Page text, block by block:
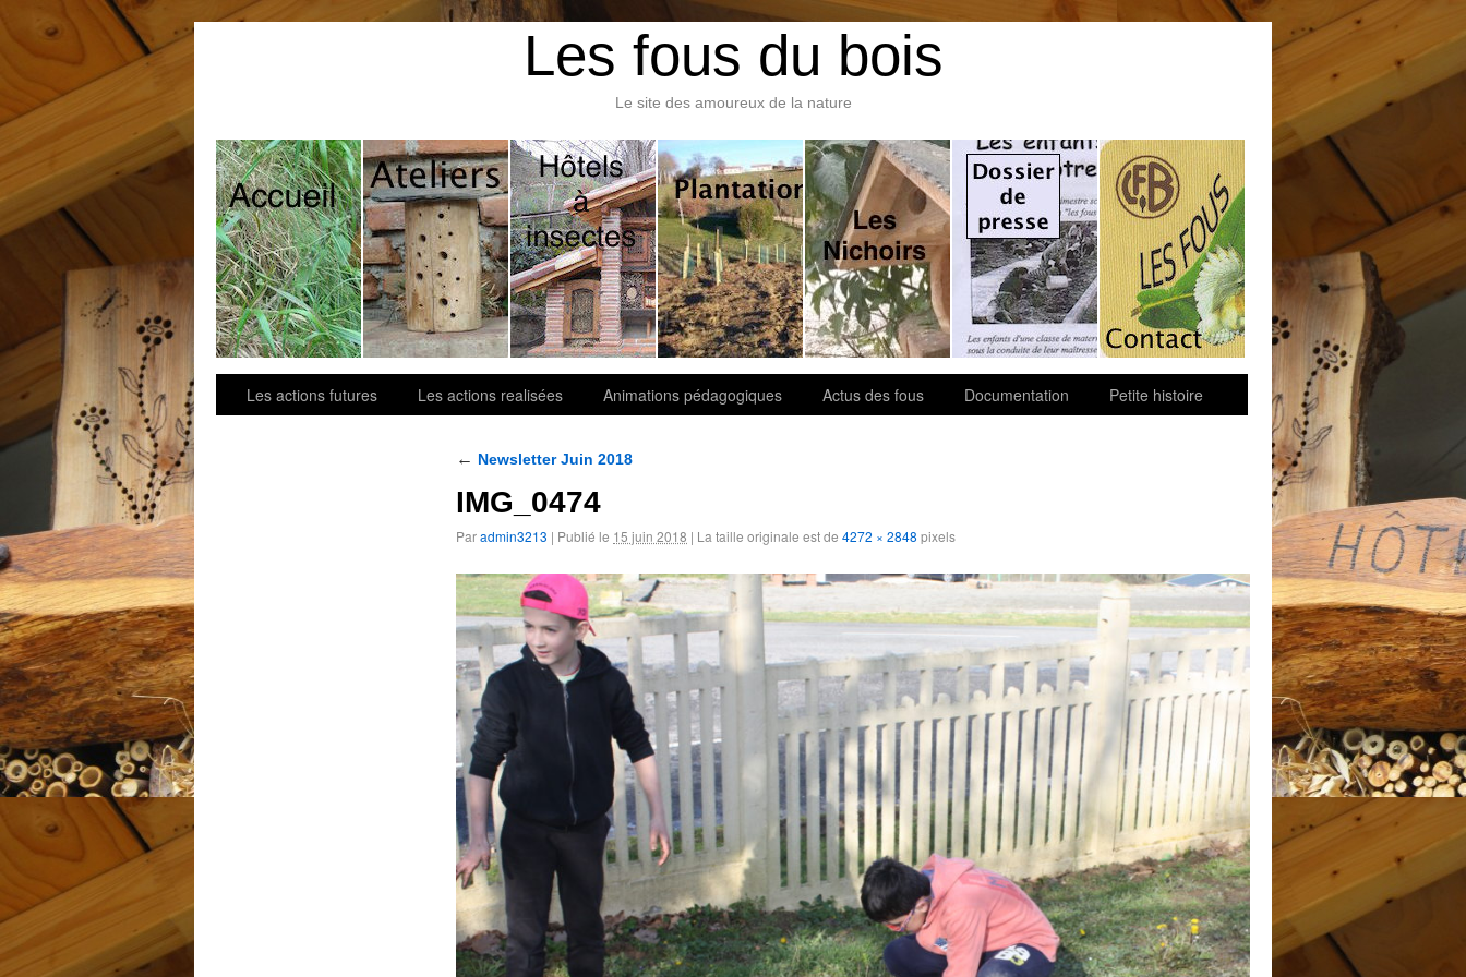
Les fous du bois
Le site des amoureux de la nature
Contact
Les actions futures Les actions realisées Animations pédagogiques Actus des fous Documentation Petite histoire
← Newsletter Juin 2018
IMG_0474
Paradmin3213 | Publié le 15 juin 2018 | La taille originale est de 4272 × 2848 pixels